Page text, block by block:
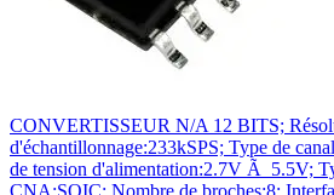
CONVERTISSEUR N/A 12 BITS;
d'échantillonnage:233kSPS; Type de
de tension d'alimentation:2.7V Ã 5.5V;